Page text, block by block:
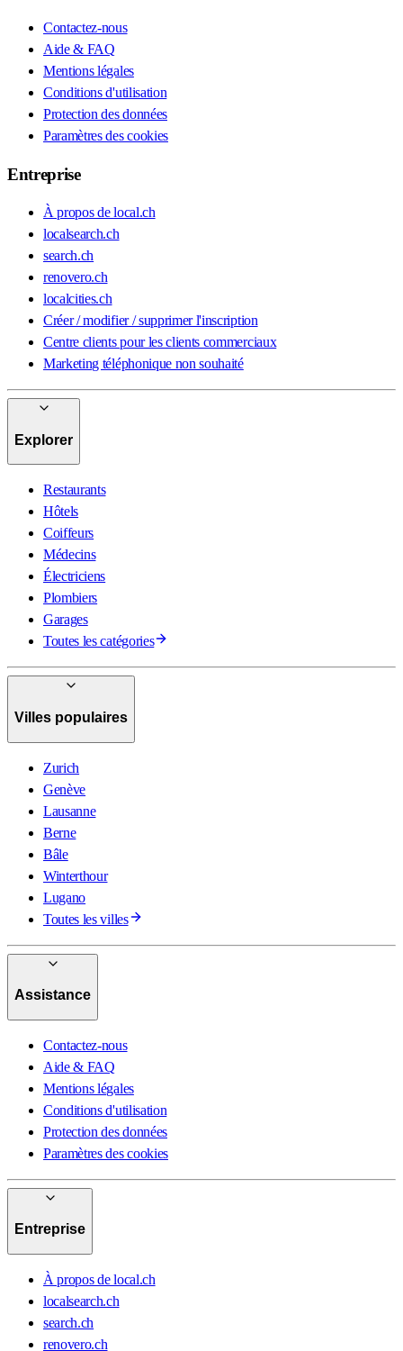
Contactez-nous
Aide & FAQ
Mentions légales
Conditions d'utilisation
Protection des données
Paramètres des cookies
Entreprise
À propos de local.ch
localsearch.ch
search.ch
renovero.ch
localcities.ch
Créer / modifier / supprimer l'inscription
Centre clients pour les clients commerciaux
Marketing téléphonique non souhaité
Explorer
Restaurants
Hôtels
Coiffeurs
Médecins
Électriciens
Plombiers
Garages
Toutes les catégories
Villes populaires
Zurich
Genève
Lausanne
Berne
Bâle
Winterthour
Lugano
Toutes les villes
Assistance
Contactez-nous
Aide & FAQ
Mentions légales
Conditions d'utilisation
Protection des données
Paramètres des cookies
Entreprise
À propos de local.ch
localsearch.ch
search.ch
renovero.ch